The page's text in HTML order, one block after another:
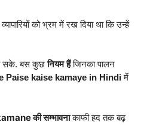
को भ्रम में रख दिया था कि उन्हें
सके. बस कुछनियम हैंजिनका पालन
Paise kaise kamaye in Hindiमें
की सम्भावनाकाफी हद तक बढ़